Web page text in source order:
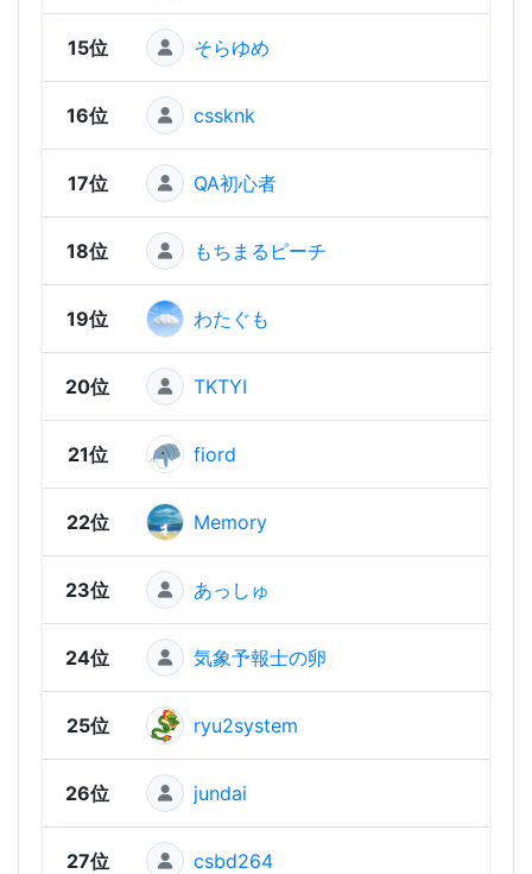
15位 そらゆめ
16位 cssknk
17位 QA初心者
18位 もちまるピーチ
19位 わたぐも
20位 TKTYI
21位 fiord
22位 Memory
23位 あっしゅ
24位 気象予報士の卵
25位 ryu2system
26位 jundai
27位 csbd264